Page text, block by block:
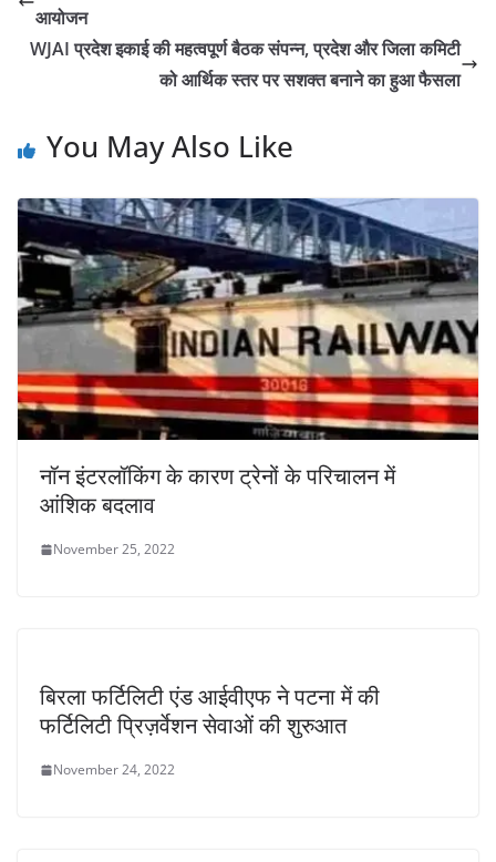
आयोजन
WJAI प्रदेश इकाई की महत्वपूर्ण बैठक संपन्न, प्रदेश और जिला कमिटी
को आर्थिक स्तर पर सशक्त बनाने का हुआ फैसला
You May Also Like
नॉन इंटरलॉकिंग के कारण ट्रेनों के परिचालन में
आंशिक बदलाव
November 25, 2022
बिरला फर्टिलिटी एंड आईवीएफ ने पटना में की
फर्टिलिटी प्रिज़र्वेशन सेवाओं की शुरुआत
November 24, 2022